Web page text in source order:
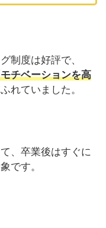
制度は好評で、
チベーションを高
れていました。
、卒業後はすぐに
です。